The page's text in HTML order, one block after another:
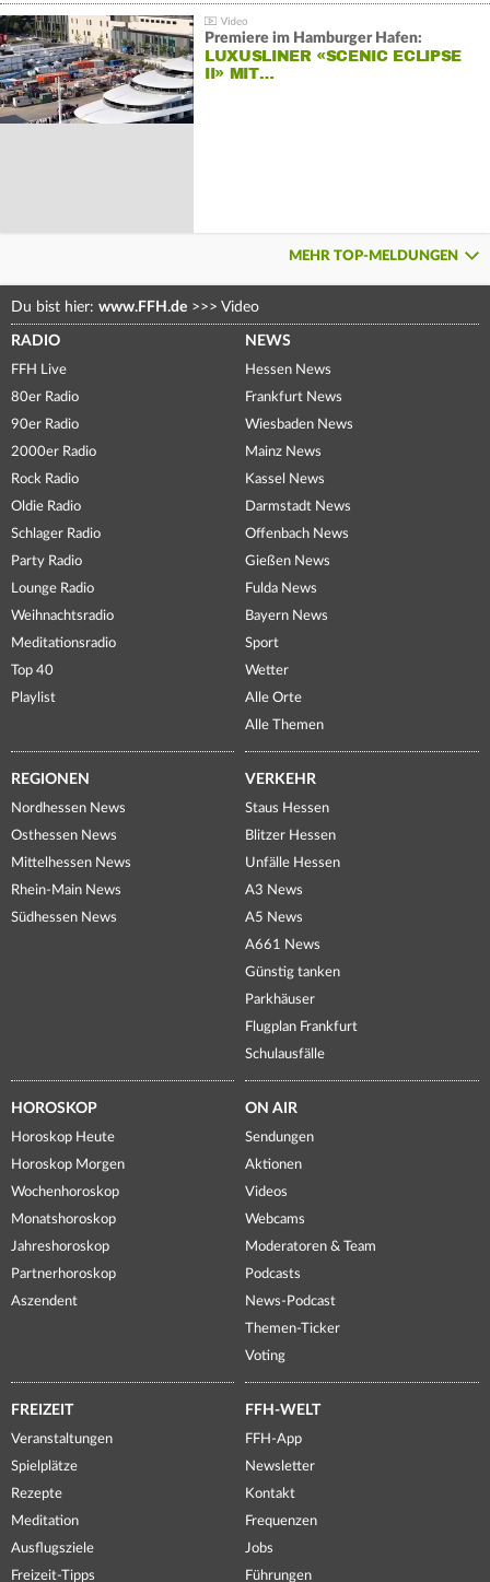
Premiere im Hamburger Hafen:
LUXUSLINER «SCENIC ECLIPSE
II» MIT…
MEHR TOP-MELDUNGEN
Du bist hier: www.FFH.de >>> Video
RADIO
FFH Live
80er Radio
90er Radio
2000er Radio
Rock Radio
Oldie Radio
Schlager Radio
Party Radio
Lounge Radio
Weihnachtsradio
Meditationsradio
Top 40
Playlist
NEWS
Hessen News
Frankfurt News
Wiesbaden News
Mainz News
Kassel News
Darmstadt News
Offenbach News
Gießen News
Fulda News
Bayern News
Sport
Wetter
Alle Orte
Alle Themen
REGIONEN
Nordhessen News
Osthessen News
Mittelhessen News
Rhein-Main News
Südhessen News
VERKEHR
Staus Hessen
Blitzer Hessen
Unfälle Hessen
A3 News
A5 News
A661 News
Günstig tanken
Parkhäuser
Flugplan Frankfurt
Schulausfälle
HOROSKOP
Horoskop Heute
Horoskop Morgen
Wochenhoroskop
Monatshoroskop
Jahreshoroskop
Partnerhoroskop
Aszendent
ON AIR
Sendungen
Aktionen
Videos
Webcams
Moderatoren & Team
Podcasts
News-Podcast
Themen-Ticker
Voting
FREIZEIT
Veranstaltungen
Spielplätze
Rezepte
Meditation
Ausflugsziele
Freizeit-Tipps
FFH-WELT
FFH-App
Newsletter
Kontakt
Frequenzen
Jobs
Führungen